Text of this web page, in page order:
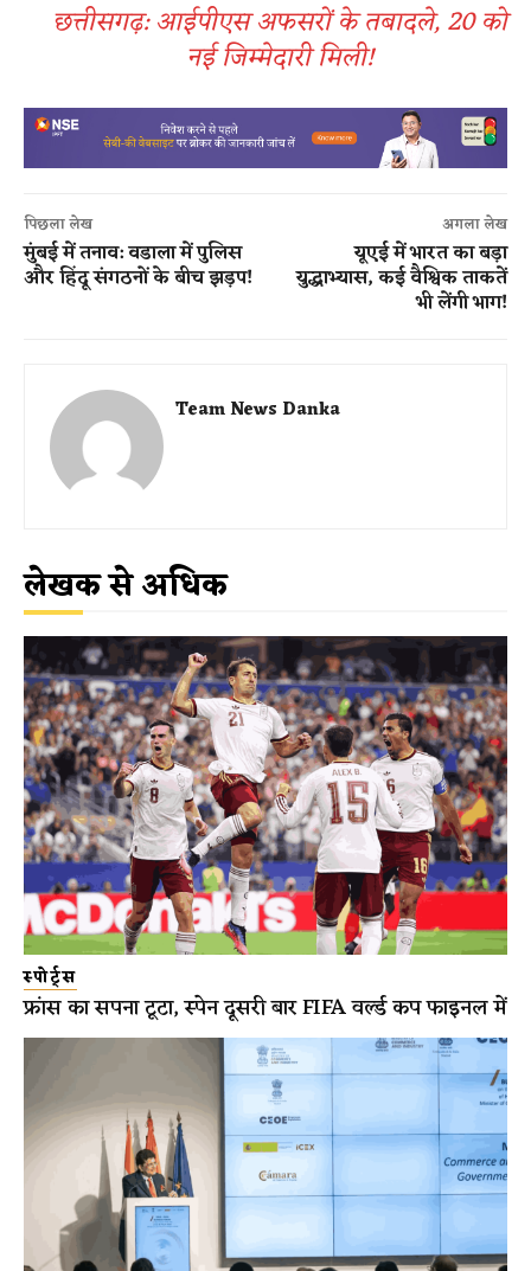
छत्तीसगढ़: आईपीएस अफसरों के तबादले, 20 को
नई जिम्मेदारी मिली!
पिछला लेख
मुंबई में तनाव: वडाला में पुलिस
और हिंदू संगठनों के बीच झड़प!
अगला लेख
यूएई में भारत का बड़ा
युद्धाभ्यास, कई वैश्विक ताकतें
भी लेंगी भाग!
Team News Danka
लेखक से अधिक
स्पोर्ट्स
फ्रांस का सपना टूटा, स्पेन दूसरी बार FIFA वर्ल्ड कप फाइनल में